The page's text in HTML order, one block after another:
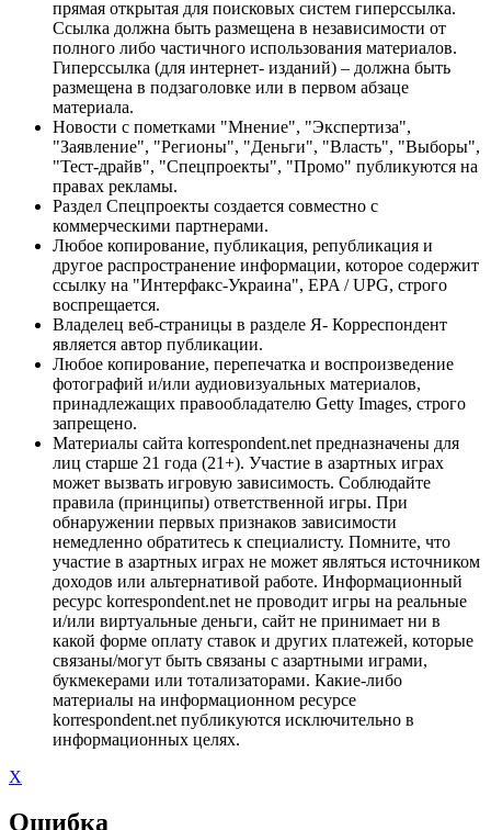
прямая открытая для поисковых систем гиперссылка.
Ссылка должна быть размещена в независимости от
полного либо частичного использования материалов.
Гиперссылка (для интернет- изданий) – должна быть
размещена в подзаголовке или в первом абзаце
материала.
Новости с пометками "Мнение", "Экспертиза",
"Заявление", "Регионы", "Деньги", "Власть", "Выборы",
"Тест-драйв", "Спецпроекты", "Промо" публикуются на
правах рекламы.
Раздел Спецпроекты создается совместно с
коммерческими партнерами.
Любое копирование, публикация, републикация и
другое распространение информации, которое содержит
ссылку на "Интерфакс-Украина", EPA / UPG, строго
воспрещается.
Владелец веб-страницы в разделе Я- Корреспондент
является автор публикации.
Любое копирование, перепечатка и воспроизведение
фотографий и/или аудиовизуальных материалов,
принадлежащих правообладателю Getty Images, строго
запрещено.
Материалы сайта korrespondent.net предназначены для
лиц старше 21 года (21+). Участие в азартных играх
может вызвать игровую зависимость. Соблюдайте
правила (принципы) ответственной игры. При
обнаружении первых признаков зависимости
немедленно обратитесь к специалисту. Помните, что
участие в азартных играх не может являться источником
доходов или альтернативой работе. Информационный
ресурс korrespondent.net не проводит игры на реальные
и/или виртуальные деньги, сайт не принимает ни в
какой форме оплату ставок и других платежей, которые
связаны/могут быть связаны с азартными играми,
букмекерами или тотализаторами. Какие-либо
материалы на информационном ресурсе
korrespondent.net публикуются исключительно в
информационных целях.
X
Ошибка